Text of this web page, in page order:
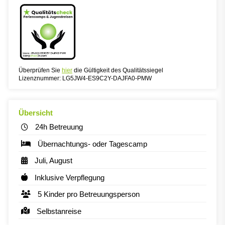
Überprüfen Sie hier die Gültigkeit des Qualitätssiegel
Lizenznummer: LG5JW4-ES9C2Y-DAJFA0-PMW
Übersicht
24h Betreuung
Übernachtungs- oder Tagescamp
Juli, August
Inklusive Verpflegung
5 Kinder pro Betreuungsperson
Selbstanreise